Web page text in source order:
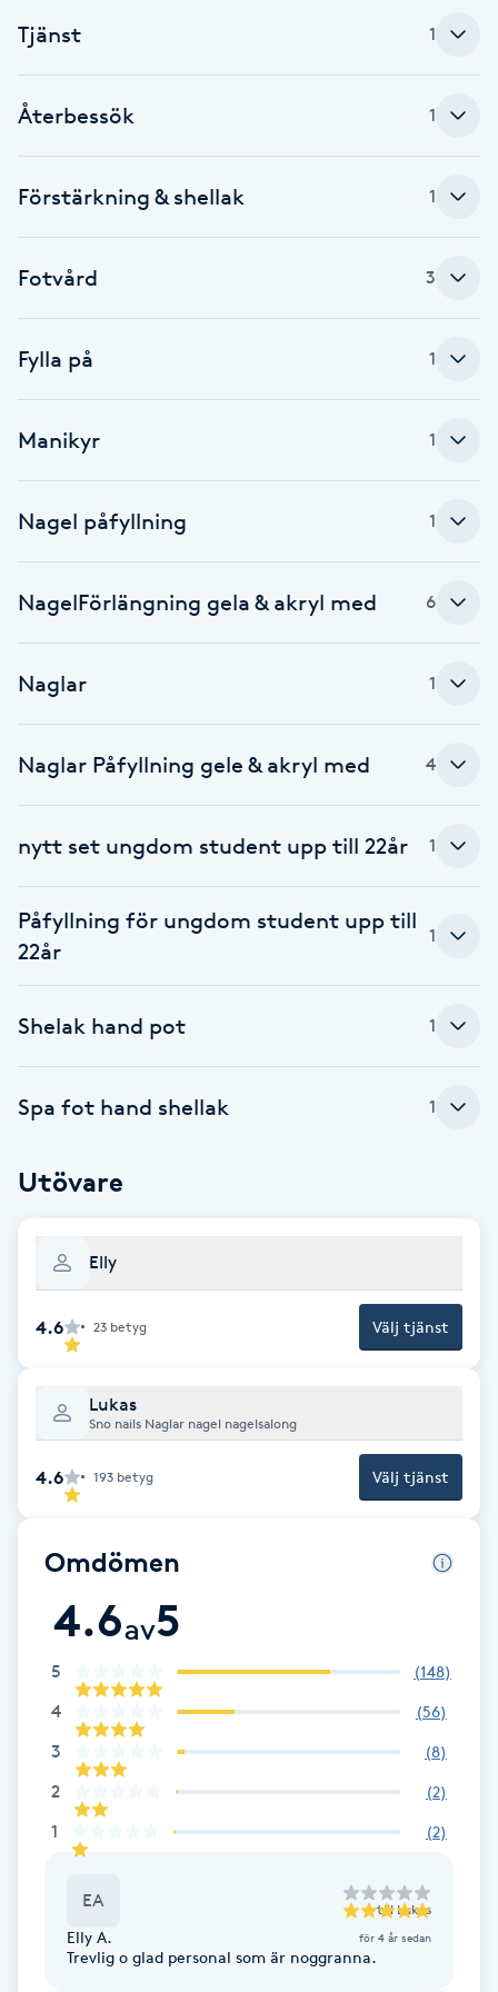
Babylights
Balayage
Bambumassage
Barnklippning
BIAB
Bottenfärg
Brynformning
Brynfärgning
Bröllopsuppsättning
C
Celluliter
Color correction
D
Extensions
Extensions borttagning
Eyeliner-tatuering
F
Face framing
Faceliftmassage
Fet hårbotten
Fettreducering
Fibromassage
Fotmassage
Tjänst 1
Återbessök 1
Förstärkning & shellak 1
Fotvård 3
Fylla på 1
Manikyr 1
Nagel påfyllning 1
NagelFörlängning gela & akryl med 6
Naglar 1
Naglar Påfyllning gele & akryl med 4
nytt set ungdom student upp till 22år 1
Påfyllning för ungdom student upp till
22år
1
Shelak hand pot 1
Spa fot hand shellak 1
Utövare
Elly
4.6 23 betyg Välj tjänst
Lukas
Sno nails Naglar nagel nagelsalong
4.6 193 betyg Välj tjänst
Omdömen
4.6av5
5 (148)
4 (56)
3 (8)
2 (2)
1 (2)
EA till Lukas
Elly A. för 4 år sedan
Trevlig o glad personal som är noggranna.